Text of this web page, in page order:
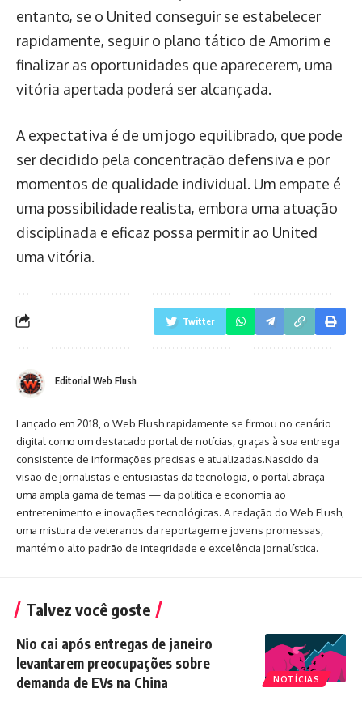
entanto, se o United conseguir se estabelecer
rapidamente, seguir o plano tático de Amorim e
finalizar as oportunidades que aparecerem, uma
vitória apertada poderá ser alcançada.
A expectativa é de um jogo equilibrado, que pode
ser decidido pela concentração defensiva e por
momentos de qualidade individual. Um empate é
uma possibilidade realista, embora uma atuação
disciplinada e eficaz possa permitir ao United
uma vitória.
Twitter
Editorial Web Flush
Lançado em 2018, o Web Flush rapidamente se firmou no cenário
digital como um destacado portal de notícias, graças à sua entrega
consistente de informações precisas e atualizadas.Nascido da
visão de jornalistas e entusiastas da tecnologia, o portal abraça
uma ampla gama de temas — da política e economia ao
entretenimento e inovações tecnológicas. A redação do Web Flush,
uma mistura de veteranos da reportagem e jovens promessas,
mantém o alto padrão de integridade e excelência jornalística.
Talvez você goste
NOTÍCIAS
Nio cai após entregas de janeiro
levantarem preocupações sobre
demanda de EVs na China